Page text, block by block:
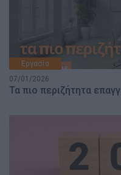
Εργασία
07/01/2026
Τα πιο περιζήτητα